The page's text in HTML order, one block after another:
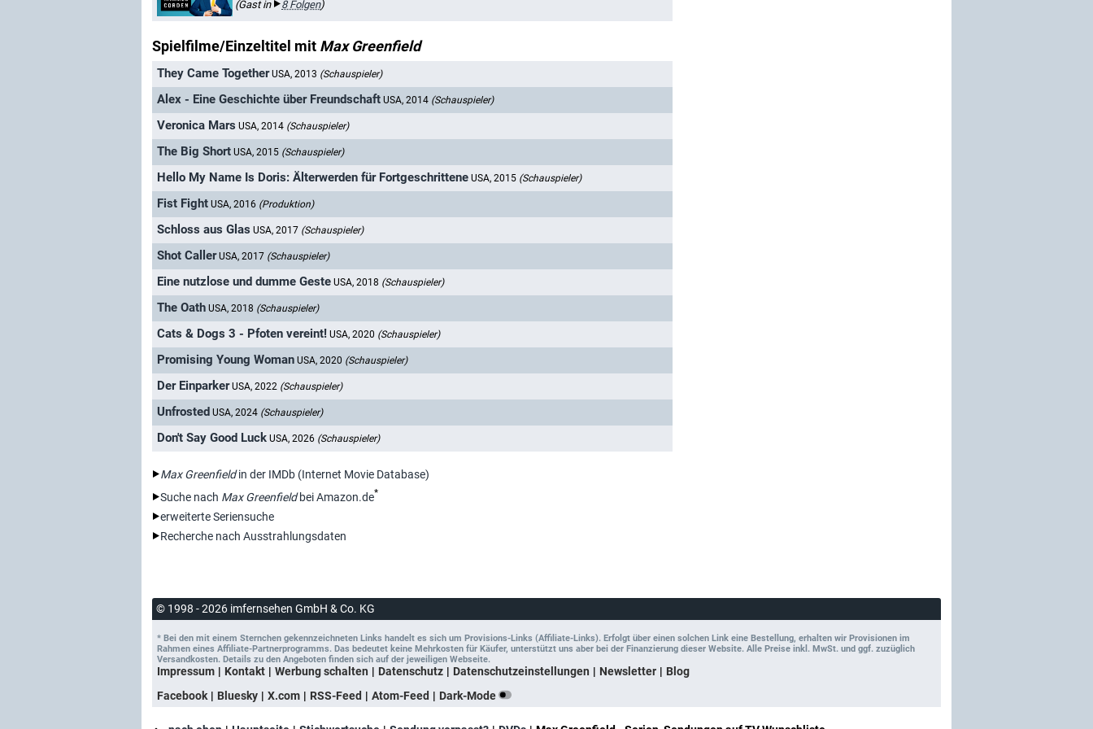
(Gast in 8 Folgen)
Spielfilme/Einzeltitel mit Max Greenfield
They Came Together USA, 2013 (Schauspieler)
Alex - Eine Geschichte über Freundschaft USA, 2014 (Schauspieler)
Veronica Mars USA, 2014 (Schauspieler)
The Big Short USA, 2015 (Schauspieler)
Hello My Name Is Doris: Älterwerden für Fortgeschrittene USA, 2015 (Schauspieler)
Fist Fight USA, 2016 (Produktion)
Schloss aus Glas USA, 2017 (Schauspieler)
Shot Caller USA, 2017 (Schauspieler)
Eine nutzlose und dumme Geste USA, 2018 (Schauspieler)
The Oath USA, 2018 (Schauspieler)
Cats & Dogs 3 - Pfoten vereint! USA, 2020 (Schauspieler)
Promising Young Woman USA, 2020 (Schauspieler)
Der Einparker USA, 2022 (Schauspieler)
Unfrosted USA, 2024 (Schauspieler)
Don't Say Good Luck USA, 2026 (Schauspieler)
Max Greenfieldin der IMDb (Internet Movie Database)
Suche nach Max Greenfieldbei Amazon.de*
erweiterte Seriensuche
Recherche nach Ausstrahlungsdaten
© 1998 - 2026 imfernsehen GmbH & Co. KG
* Bei den mit einem Sternchen gekennzeichneten Links handelt es sich um Provisions-Links (Affiliate-Links). Erfolgt über einen solchen Link eine Bestellung, erhalten wir Provisionen im
Rahmen eines Affiliate-Partnerprogramms. Das bedeutet keine Mehrkosten für Käufer, unterstützt uns aber bei der Finanzierung dieser Website. Alle Preise inkl. MwSt. und ggf. zuzüglich
Versandkosten. Details zu den Angeboten finden sich auf der jeweiligen Webseite.
Impressum Kontakt Werbung schalten Datenschutz Datenschutzeinstellungen Newsletter
Blog
Facebook
Bluesky X.com RSS-Feed Atom-Feed Dark-Mode